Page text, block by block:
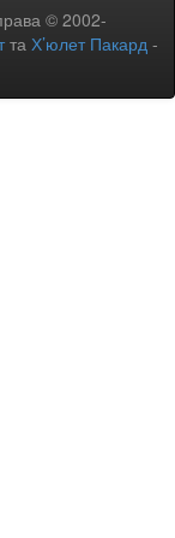
© 2002-
та Х’юлет Пакард -